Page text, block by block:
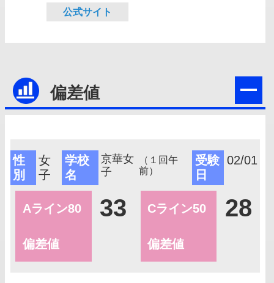
公式サイト
偏差値
性
別
女
子
学校
名
京華女
子
（１回午
前）
受験
日
02/01
Aライン80
偏差値
33 Cライン50
偏差値
28